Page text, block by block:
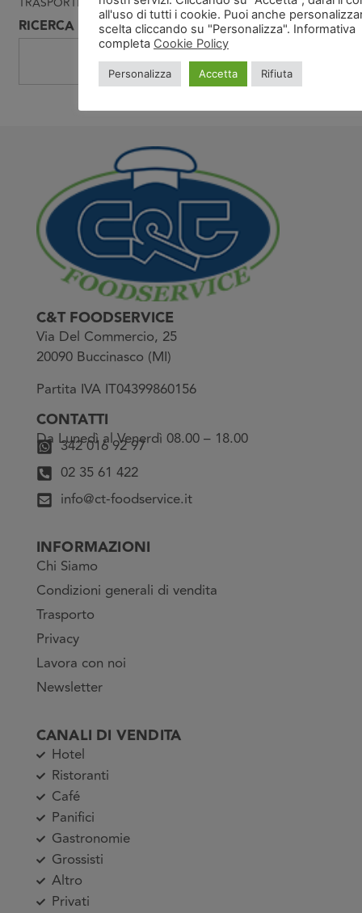
RICERCA
C&T FOODSERVICE
Via Del Commercio, 25
20090 Buccinasco (MI)
Partita IVA IT04399860156
CONTATTI
Da Lunedì al Venerdì 08.00 – 18.00
342 016 92 97
02 35 61 422
info@ct-foodservice.it
INFORMAZIONI
Chi Siamo
Condizioni generali di vendita
Trasporto
Privacy
Lavora con noi
Newsletter
CANALI DI VENDITA
Hotel
Ristoranti
Café
Panifici
Gastronomie
Grossisti
Altro
Privati
all'uso di tutti i cookie. Puoi anche
scelta cliccando su "Personalizza". Informativa
completa Cookie Policy
Personalizza Accetta Rifiuta